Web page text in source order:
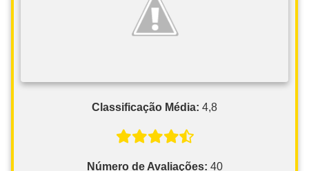
Classificação Média: 4,8
Número de Avaliações: 40